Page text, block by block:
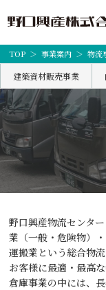
TOP 事業案内 物流
建築資材販売事業
野口興産物流センタ
業（一般・危険物）
運搬業という総合物
お客様に最適・最高
倉庫事業の中には、